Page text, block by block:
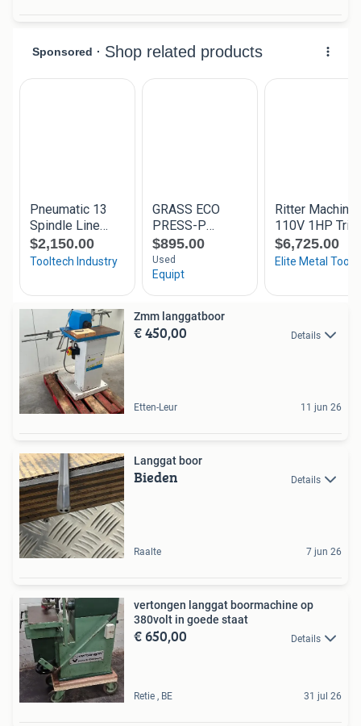
Zmm langgatboor
€ 450,00 Details
Etten-Leur 11 jun 26
Langgat boor
Bieden Details
Raalte 7 jun 26
vertongen langgat boormachine op
380volt in goede staat
€ 650,00 Details
Retie , BE 31 jul 26